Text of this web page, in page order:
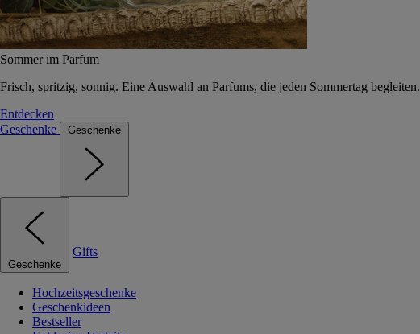
Sommer im Parfum
Frisch, spritzig, sonnig. Eine Auswahl an Parfums, die jeden Sommertag begleiten.
Entdecken
Geschenke
Geschenke
Geschenke
Gifts
Hochzeitsgeschenke
Geschenkideen
Bestseller